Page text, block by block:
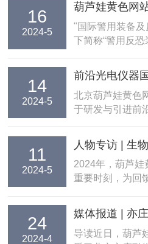
16
2024-5
葫芦娃黄色网
亮相第十届警用
展位等您来约~
"国际警用装备
下简称“警用反恐
将携带产品参加
位，欢迎洽谈
展涵盖警用交通工具
机...
14
2024-5
前沿光电仪器
网站携手
产品新领域
北京葫芦娃黄色
于研发与引进前
光电领域的持续发
黄色网站综合其
力，推出了前沿
携手前沿光电仪
11
2024-5
人物专访 | 生
师，共话光
2024年，葫芦
重要时刻，为
动”。其中
的一大亮点，
台，让更多人了
24
2024-4
媒体报道 | 亦
站：如何推动
导读近日，葫